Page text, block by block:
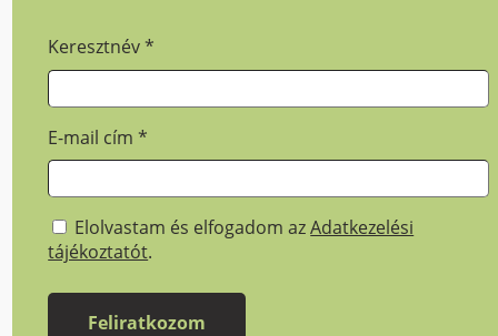
Keresztnév*
E-mail cím*
Elolvastam és elfogadom azAdatkezelési
tájékoztatót.